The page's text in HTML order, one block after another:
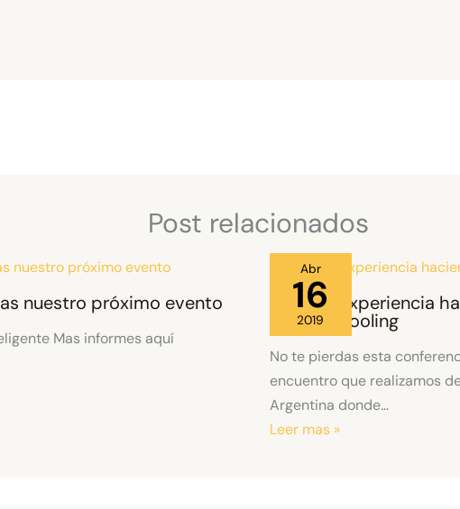
Post relacionados
nuestro próximo evento
Mas informes aquí
Abr
16
2019
Nuestra Experiencia
Homeschooling
No te pierdas esta
encuentro que realizamos
Argentina donde…
Leer mas »